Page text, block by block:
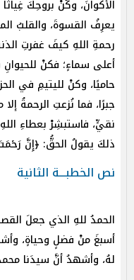
الأكوانَ، وكُنْ بروحِكَ
يعرِفُ القسوةَ، والقلبُ
رحمةِ اللهِ كيفَ غفرتِ
أعلى سماءٍ؛ فكنْ
حاميًا، وكنْ لليتيمِ في
جبرًا، فما نُزعتِ الرحمةُ
نقيٍّ، فاستبشِرْ بعطاءِ
ذلكَ يقولُ الحقُّ: ﴿إِنَّ
نص الخطبـــة الثانية
الحمدُ للهِ الذي جعلَ
أسبغَ منْ فضلٍ وحياةٍ،
لهُ، وأشهدُ أنَّ سيدَنا